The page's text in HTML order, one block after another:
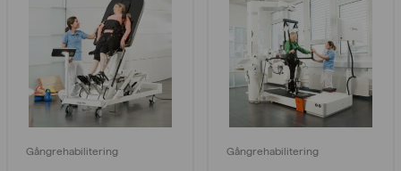
Gångrehabilitering Gångrehabilitering